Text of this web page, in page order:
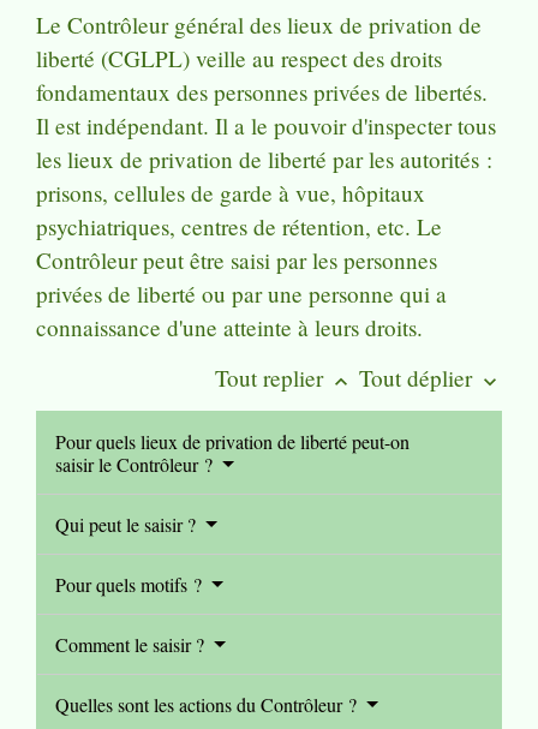
Le Contrôleur général des lieux de privation de
liberté (CGLPL) veille au respect des droits
fondamentaux des personnes privées de libertés.
Il est indépendant. Il a le pouvoir d'inspecter tous
les lieux de privation de liberté par les autorités :
prisons, cellules de garde à vue, hôpitaux
psychiatriques, centres de rétention, etc. Le
Contrôleur peut être saisi par les personnes
privées de liberté ou par une personne qui a
connaissance d'une atteinte à leurs droits.
Tout replier keyboard_arrow_up Tout déplier keyboard_arrow_down
Pour quels lieux de privation de liberté peut-on
saisir le Contrôleur ?
Qui peut le saisir ?
Pour quels motifs ?
Comment le saisir ?
Quelles sont les actions du Contrôleur ?